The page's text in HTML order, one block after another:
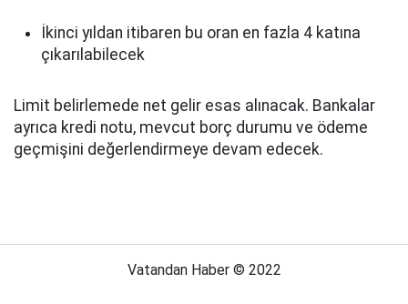
İkinci yıldan itibaren bu oran en fazla 4 katına
çıkarılabilecek
Limit belirlemede net gelir esas alınacak. Bankalar
ayrıca kredi notu, mevcut borç durumu ve ödeme
geçmişini değerlendirmeye devam edecek.
Vatandan Haber © 2022